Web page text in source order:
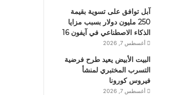
آبل توافق على تسوية بقيمة
250 مليون دولار بسبب مزايا
الذكاء الاصطناعي في آيفون 16
أغسطس 7, 2026
البيت الأبيض يعيد طرح فرضية
التسرب المختبري لمنشأ
فيروس كورونا
أغسطس 7, 2026